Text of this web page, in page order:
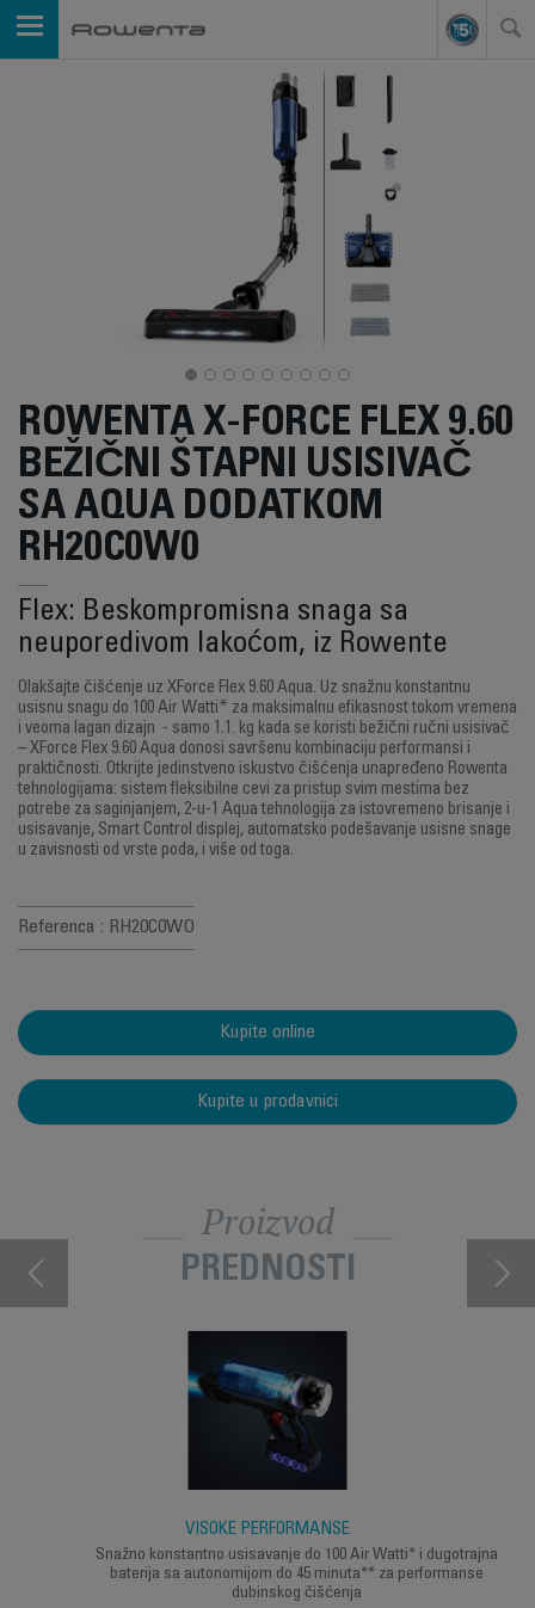
ROWENTA X-FORCE FLEX 9.60
BEŽIČNI ŠTAPNI USISIVAČ
SA AQUA DODATKOM
RH20C0W0
Flex: Beskompromisna snaga sa
neuporedivom lakoćom, iz Rowente
Olakšajte čišćenje uz XForce Flex 9.60 Aqua. Uz snažnu konstantnu
usisnu snagu do 100 Air Watti* za maksimalnu efikasnost tokom vremena
i veoma lagan dizajn - samo 1.1. kg kada se koristi bežični ručni usisivač
– XForce Flex 9.60 Aqua donosi savršenu kombinaciju performansi i
praktičnosti. Otkrijte jedinstveno iskustvo čišćenja unapređeno Rowenta
tehnologijama: sistem fleksibilne cevi za pristup svim mestima bez
potrebe za saginjanjem, 2-u-1 Aqua tehnologija za istovremeno brisanje i
usisavanje, Smart Control displej, automatsko podešavanje usisne snage
u zavisnosti od vrste poda, i više od toga.
Referenca : RH20C0WO
Kupite online
Kupite u prodavnici
Proizvod
PREDNOSTI
VISOKE PERFORMANSE
Snažno konstantno usisavanje do 100 Air Watti* i dugotrajna
baterija sa autonomijom do 45 minuta** za performanse
dubinskog čišćenja